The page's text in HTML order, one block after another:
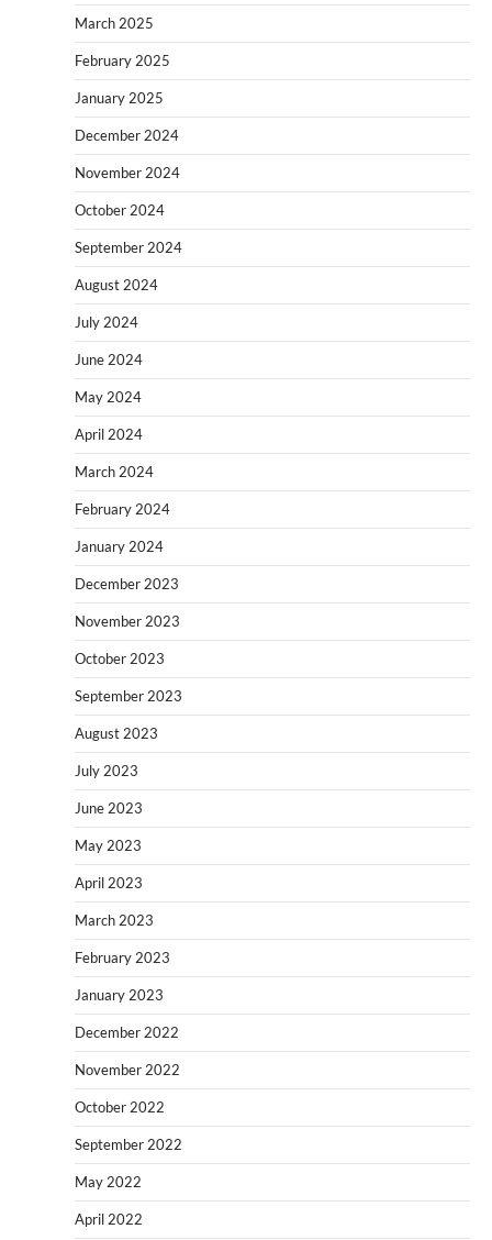
March 2025
February 2025
January 2025
December 2024
November 2024
October 2024
September 2024
August 2024
July 2024
June 2024
May 2024
April 2024
March 2024
February 2024
January 2024
December 2023
November 2023
October 2023
September 2023
August 2023
July 2023
June 2023
May 2023
April 2023
March 2023
February 2023
January 2023
December 2022
November 2022
October 2022
September 2022
May 2022
April 2022